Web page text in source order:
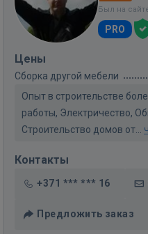
Был на
PRO
Цены
Сборка другой мебели
Опыт в строительстве
работы, Электричество,
Строительство домов от...
Контакты
+371 *** *** 16
Предложить заказ